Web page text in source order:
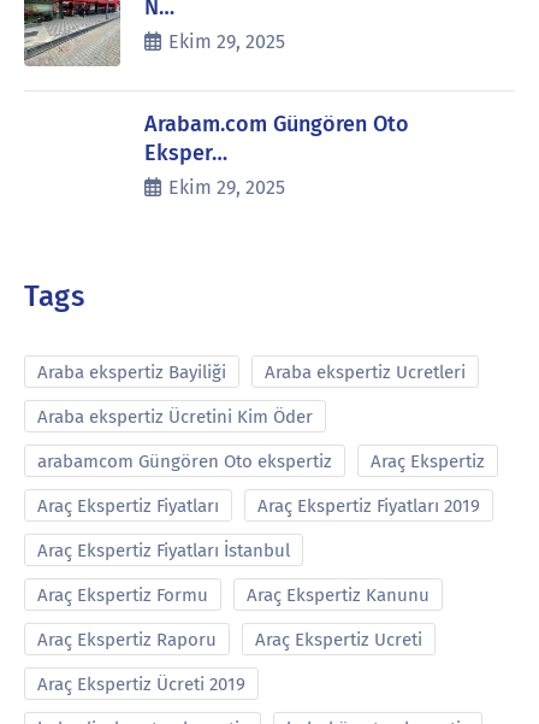
N…
Ekim 29, 2025
Arabam.com Güngören Oto
Eksper…
Ekim 29, 2025
Tags
Araba ekspertiz Bayiliği Araba ekspertiz Ucretleri
Araba ekspertiz Ücretini Kim Öder
arabamcom Güngören Oto ekspertiz Araç Ekspertiz
Araç Ekspertiz Fiyatları Araç Ekspertiz Fiyatları 2019
Araç Ekspertiz Fiyatları İstanbul
Araç Ekspertiz Formu Araç Ekspertiz Kanunu
Araç Ekspertiz Raporu Araç Ekspertiz Ucreti
Araç Ekspertiz Ücreti 2019